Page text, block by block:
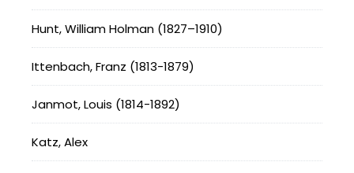
Hunt, William Holman (1827–1910)
Ittenbach, Franz (1813-1879)
Janmot, Louis (1814-1892)
Katz, Alex